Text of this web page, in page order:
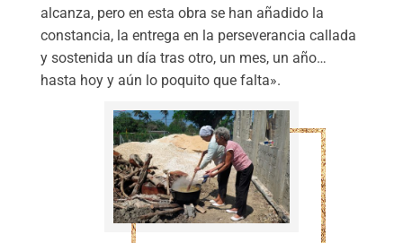
alcanza, pero en esta obra se han añadido la
constancia, la entrega en la perseverancia callada
y sostenida un día tras otro, un mes, un año…
hasta hoy y aún lo poquito que falta».